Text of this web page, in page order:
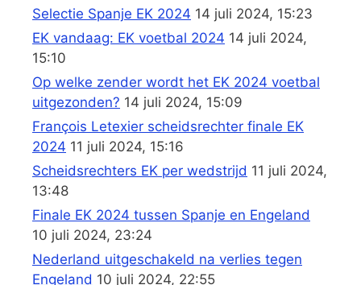
Selectie Spanje EK 2024 14 juli 2024, 15:23
EK vandaag: EK voetbal 2024 14 juli 2024,
15:10
Op welke zender wordt het EK 2024 voetbal
uitgezonden? 14 juli 2024, 15:09
François Letexier scheidsrechter finale EK
2024 11 juli 2024, 15:16
Scheidsrechters EK per wedstrijd 11 juli 2024,
13:48
Finale EK 2024 tussen Spanje en Engeland
10 juli 2024, 23:24
Nederland uitgeschakeld na verlies tegen
Engeland 10 juli 2024, 22:55